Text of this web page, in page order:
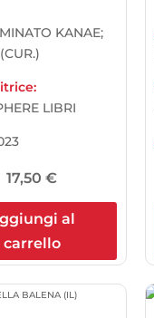
KANAE;
LIBRI
17,50€
al
carrello